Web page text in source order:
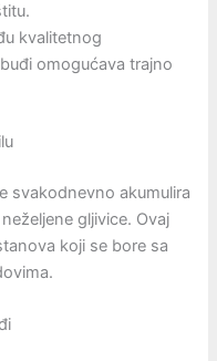
kvalitetnog
omogućava trajno
svakodnevno akumulira
gljivice. Ovaj
koji se bore sa